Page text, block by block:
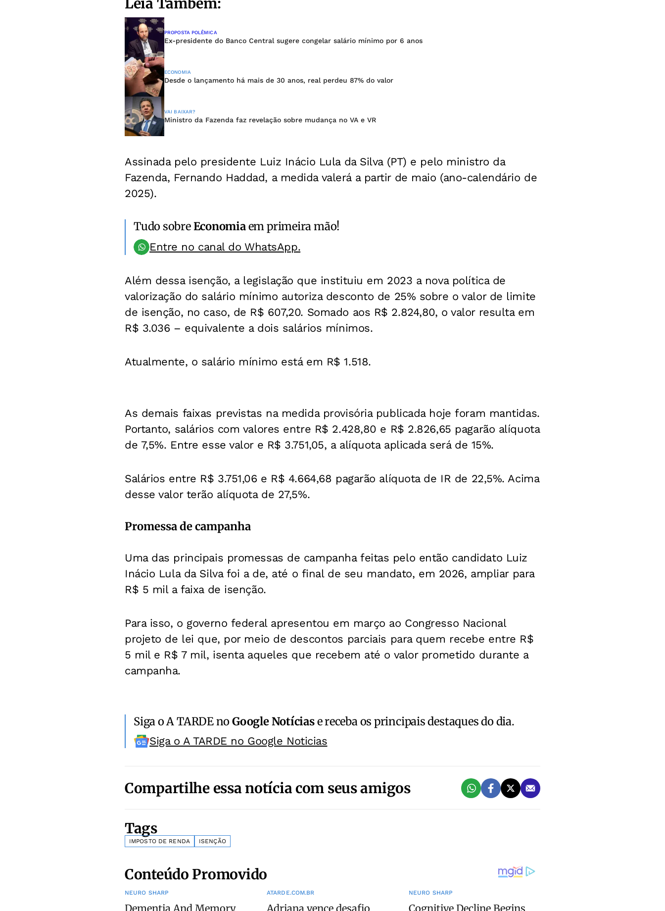
PROPOSTA POLÊMICA
Ex-presidente do Banco Central sugere congelar salário mínimo por 6 anos
ECONOMIA
Desde o lançamento há mais de 30 anos, real perdeu 87% do valor
VAI BAIXAR?
Ministro da Fazenda faz revelação sobre mudança no VA e VR
Assinada pelo presidente Luiz Inácio Lula da Silva (PT) e pelo ministro da
Fazenda, Fernando Haddad, a medida valerá a partir de maio (ano-calendário de
2025).
Tudo sobreEconomiaem primeira mão!
Entre no canal do WhatsApp.
Além dessa isenção, a legislação que instituiu em 2023 a nova política de
valorização do salário mínimo autoriza desconto de 25% sobre o valor de limite
de isenção, no caso, de R$ 607,20. Somado aos R$ 2.824,80, o valor resulta em
R$ 3.036 – equivalente a dois salários mínimos.
Atualmente, o salário mínimo está em R$ 1.518.
As demais faixas previstas na medida provisória publicada hoje foram mantidas.
Portanto, salários com valores entre R$ 2.428,80 e R$ 2.826,65 pagarão alíquota
de 7,5%. Entre esse valor e R$ 3.751,05, a alíquota aplicada será de 15%.
Salários entre R$ 3.751,06 e R$ 4.664,68 pagarão alíquota de IR de 22,5%. Acima
desse valor terão alíquota de 27,5%.
Promessa de campanha
Uma das principais promessas de campanha feitas pelo então candidato Luiz
Inácio Lula da Silva foi a de, até o final de seu mandato, em 2026, ampliar para
R$ 5 mil a faixa de isenção.
Para isso, o governo federal apresentou em março ao Congresso Nacional
projeto de lei que, por meio de descontos parciais para quem recebe entre R$
5 mil e R$ 7 mil, isenta aqueles que recebem até o valor prometido durante a
campanha.
Siga o A TARDE noGoogle Notíciase receba os principais destaques do dia.
Siga o A TARDE no Google Noticias
Compartilhe essa notícia com seus amigos
Tags
IMPOSTO DE RENDA ISENÇÃO